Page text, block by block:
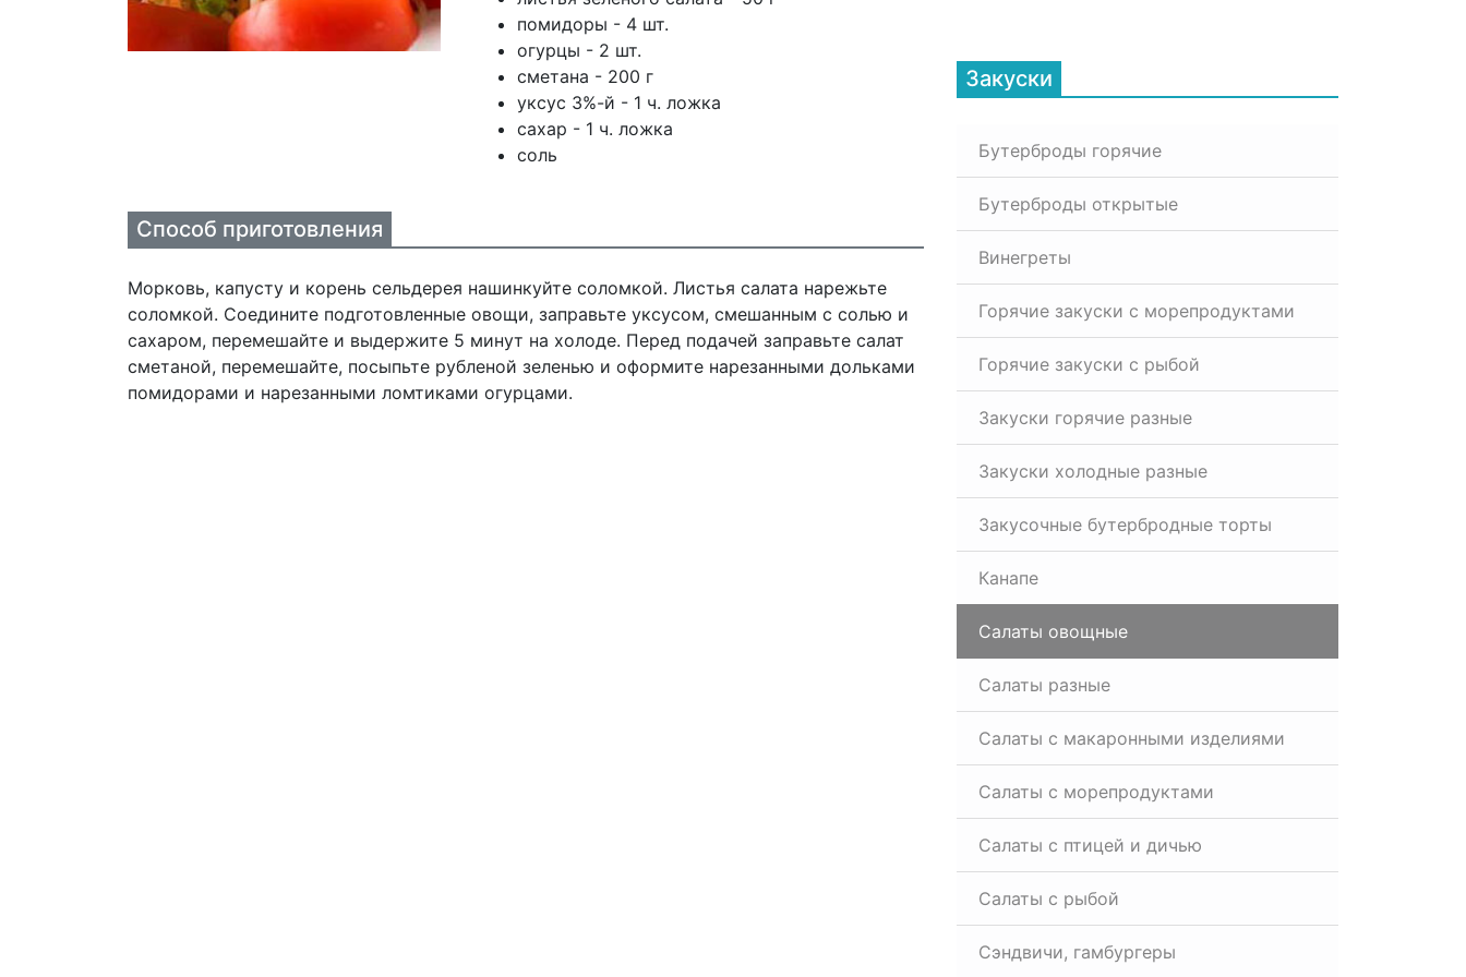
помидоры - 4 шт.
огурцы - 2 шт.
сметана - 200 г
уксус 3%-й - 1 ч. ложка
сахар - 1 ч. ложка
соль
Способ приготовления
Морковь, капусту и корень сельдерея нашинкуйте соломкой. Листья салата нарежьте
соломкой. Соедините подготовленные овощи, заправьте уксусом, смешанным с солью и
сахаром, перемешайте и выдержите 5 минут на холоде. Перед подачей заправьте салат
сметаной, перемешайте, посыпьте рубленой зеленью и оформите нарезанными дольками
помидорами и нарезанными ломтиками огурцами.
Закуски
Бутерброды горячие
Бутерброды открытые
Винегреты
Горячие закуски с морепродуктами
Горячие закуски с рыбой
Закуски горячие разные
Закуски холодные разные
Закусочные бутербродные торты
Канапе
Салаты овощные
Салаты разные
Салаты с макаронными изделиями
Салаты с морепродуктами
Салаты с птицей и дичью
Салаты с рыбой
Сэндвичи, гамбургеры